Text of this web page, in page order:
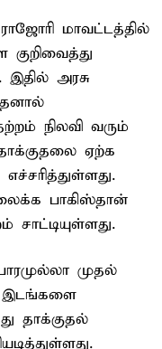
மாவட்டத்தில்
இதில் அரசு
நிலவி வரும்
ஏற்க
பாகிஸ்தான்
சாட்டியுள்ளது.
முதல்
இடங்களை
தாக்குதல்